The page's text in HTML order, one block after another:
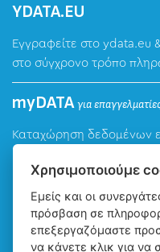
ΥDATA.EU
Εγγραφείτε στο ydata.eu
στο σύγχρονο τρόπο
myDATAγια
Καταχώρηση δεδομένων
Χρησιμοποιούμε
Εμείς και οι
πρόσβαση σε
επεξεργαζόμαστε
να κάνετε κλικ για να